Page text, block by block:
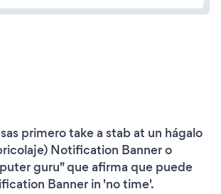
primero take a stab at un hágalo
Notification Banner o
guru" que afirma que puede
Banner in 'no time'.